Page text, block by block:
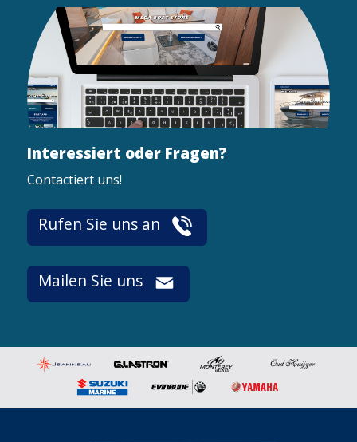
Interessiert oder Fragen?
Contactiert uns!
Rufen Sie uns an
Mailen Sie uns